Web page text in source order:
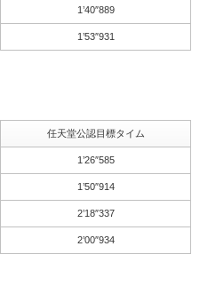
1’40″889
1’53″931
任天堂公認目標タイム
1’26″585
1’50″914
2’18″337
2’00″934